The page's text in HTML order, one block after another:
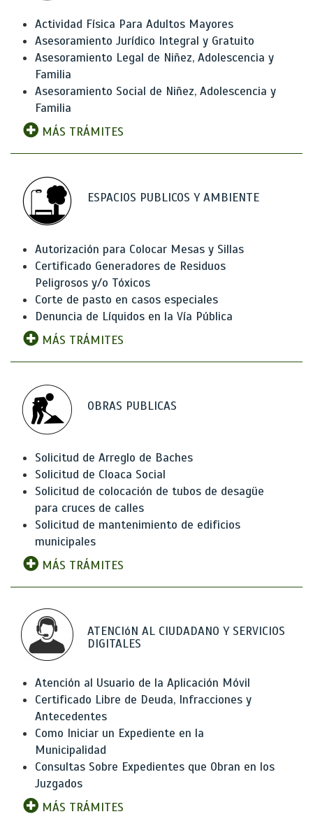
Actividad Física Para Adultos Mayores
Asesoramiento Jurídico Integral y Gratuito
Asesoramiento Legal de Niñez, Adolescencia y
Familia
Asesoramiento Social de Niñez, Adolescencia y
Familia
MÁS TRÁMITES
ESPACIOS PUBLICOS Y AMBIENTE
Autorización para Colocar Mesas y Sillas
Certificado Generadores de Residuos
Peligrosos y/o Tóxicos
Corte de pasto en casos especiales
Denuncia de Líquidos en la Vía Pública
MÁS TRÁMITES
OBRAS PUBLICAS
Solicitud de Arreglo de Baches
Solicitud de Cloaca Social
Solicitud de colocación de tubos de desagüe
para cruces de calles
Solicitud de mantenimiento de edificios
municipales
MÁS TRÁMITES
ATENCIóN AL CIUDADANO Y SERVICIOS
DIGITALES
Atención al Usuario de la Aplicación Móvil
Certificado Libre de Deuda, Infracciones y
Antecedentes
Como Iniciar un Expediente en la
Municipalidad
Consultas Sobre Expedientes que Obran en los
Juzgados
MÁS TRÁMITES